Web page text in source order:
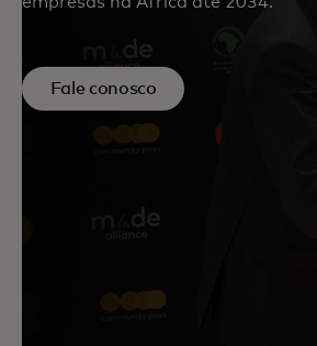
Fale conosco